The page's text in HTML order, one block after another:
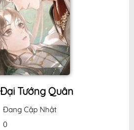
Tướng Quân
Đang Cập Nhật
0